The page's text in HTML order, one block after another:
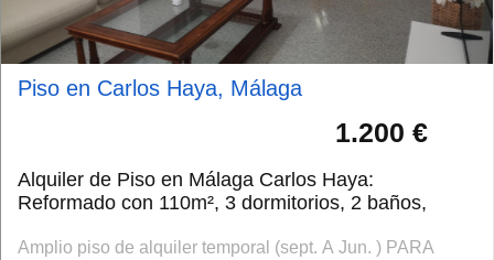
Piso en Carlos Haya, Málaga
1.200 €
Alquiler de Piso en Málaga Carlos Haya:
Reformado con 110m², 3 dormitorios, 2 baños,
Amplio piso de alquiler temporal (sept. A Jun. ) PARA